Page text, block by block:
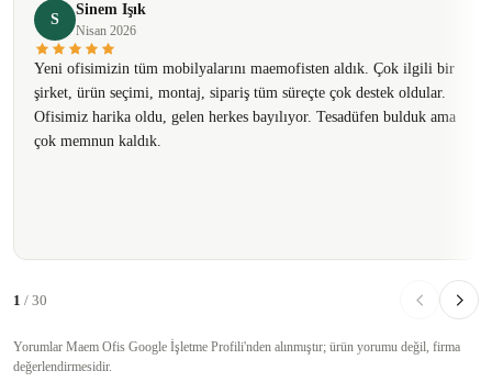
S
Sinem Işık
Nisan 2026
Yeni ofisimizin tüm mobilyalarını maemofisten aldık. Çok ilgili bir
şirket, ürün seçimi, montaj, sipariş tüm süreçte çok destek oldular.
Ofisimiz harika oldu, gelen herkes bayılıyor. Tesadüfen bulduk ama
çok memnun kaldık.
1 / 30
Yorumlar Maem Ofis Google İşletme Profili'nden alınmıştır; ürün yorumu değil, firma
değerlendirmesidir.